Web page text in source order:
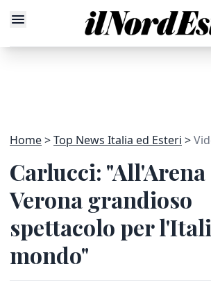
Home Top News Italia ed Esteri
Carlucci:
Verona grandioso
spettacolo per
mondo"